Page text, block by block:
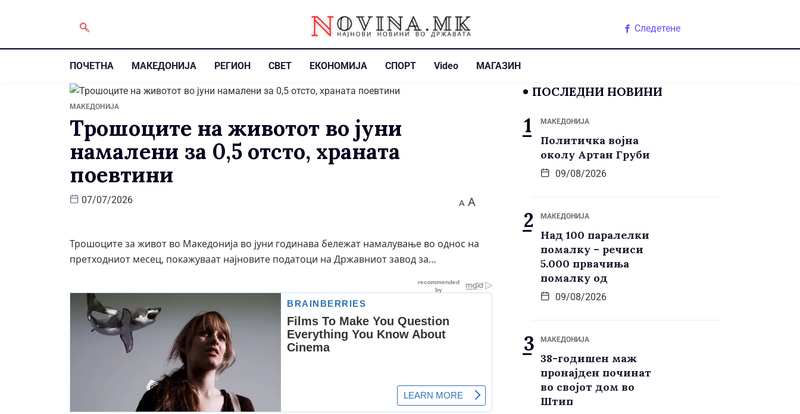
Следетене
ПОЧЕТНА МАКЕДОНИЈА РЕГИОН СВЕТ ЕКОНОМИЈА СПОРТ Video МАГАЗИН
МАКЕДОНИЈА
Трошоците на животот во јуни
намалени за 0,5 отсто, храната
поевтини
07/07/2026 A A
Трошоците за живот во Македонија во јуни годинава бележат намалување во однос на
претходниот месец, покажуваат најновите податоци на Државниот завод за…
ПОСЛЕДНИ НОВИНИ
МАКЕДОНИЈА
Политичка војна
околу Артан Груби
09/08/2026
МАКЕДОНИЈА
Над 100 паралелки
помалку – речиси
5.000 првачиња
помалку од
09/08/2026
МАКЕДОНИЈА
38-годишен маж
пронајден починат
во својот дом во
Штип